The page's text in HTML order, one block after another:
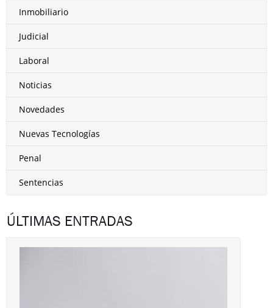
Inmobiliario
Judicial
Laboral
Noticias
Novedades
Nuevas Tecnologías
Penal
Sentencias
ÚLTIMAS ENTRADAS